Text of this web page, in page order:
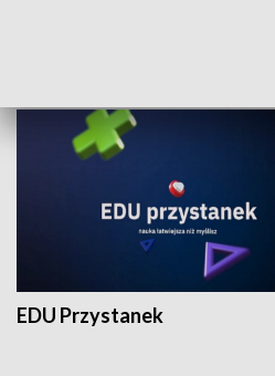
EDU Przystanek